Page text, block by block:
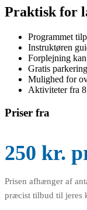
Praktisk for
Programmet
Instruktøren
Forplejning
Gratis
Mulighed for
Aktiviteter fra
Priser fra
250 kr.
Prisen afhænger af
præcist tilbud til jeres